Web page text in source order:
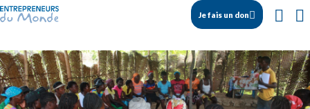
Je fais un don